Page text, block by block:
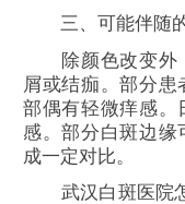
三、可能伴随
除颜色改变外，
屑或结痂。部分
部偶有轻微痒感。
感。部分白斑边
成一定对比。
武汉白斑医院怎